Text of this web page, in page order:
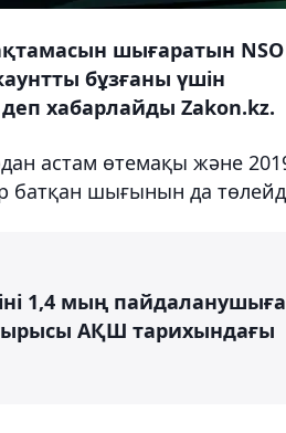
шығаратын NSO
бұзғаны үшін
хабарлайды Zakon.kz.
астам өтемақы және
шығынын да
1,4 мың пайдаланушыға
АҚШ тарихындағы